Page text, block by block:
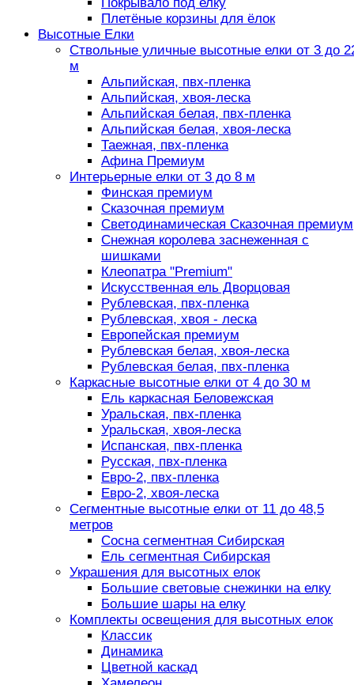
Плетёные корзины для ёлок
Высотные Елки
Ствольные уличные высотные елки от 3 до
м
Альпийская, пвх-пленка
Альпийская, хвоя-леска
Альпийская белая, пвх-пленка
Альпийская белая, хвоя-леска
Таежная, пвх-пленка
Афина Премиум
Интерьерные елки от 3 до 8 м
Финская премиум
Сказочная премиум
Светодинамическая Сказочная премиум
Снежная королева заснеженная с
шишками
Клеопатра "Premium"
Искусственная ель Дворцовая
Рублевская, пвх-пленка
Рублевская, хвоя - леска
Европейская премиум
Рублевская белая, хвоя-леска
Рублевская белая, пвх-пленка
Каркасные высотные елки от 4 до 30 м
Ель каркасная Беловежская
Уральская, пвх-пленка
Уральская, хвоя-леска
Испанская, пвх-пленка
Русская, пвх-пленка
Евро-2, пвх-пленка
Евро-2, хвоя-леска
Сегментные высотные елки от 11 до 48,5
метров
Сосна сегментная Сибирская
Ель сегментная Сибирская
Украшения для высотных елок
Большие световые снежинки на елку
Большие шары на елку
Комплекты освещения для высотных елок
Классик
Динамика
Цветной каскад